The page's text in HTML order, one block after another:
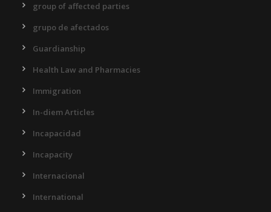
group of affected parties
grupo de afectados
Guardianship
Health Law and Pharmacies
Immigration
In-diem Articles
Incapacidad
Incapacity
Internacional
International